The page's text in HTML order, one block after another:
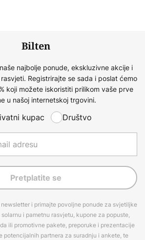
Bilten
najbolje ponude, ekskluzivne akcije i
Registrirajte se sada i poslat ćemo
koji možete iskoristiti prilikom vaše prve
u našoj internetskoj trgovini.
kupac Društvo
Pretplatite se
i primajte povoljne ponude za svjetiljke
i pametnu rasvjetu, kupone za popuste,
ili promotivne pakete, preporuke i prezentacije
potencijalnih partnera za suradnju i ankete, te